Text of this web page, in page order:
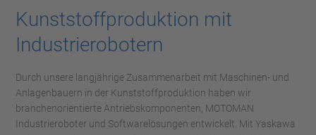
Kunststoffproduktion mit
Industrierobotern
Durch unsere langjährige Zusammenarbeit mit Maschinen- und
Anlagenbauern in der Kunststoffproduktion haben wir
branchenorientierte Antriebskomponenten, MOTOMAN
Industrieroboter und Softwarelösungen entwickelt. Mit Yaskawa